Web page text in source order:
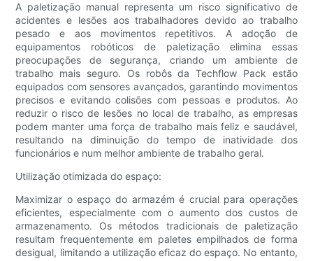
A paletização manual representa um risco significativo de
acidentes e lesões aos trabalhadores devido ao trabalho
pesado e aos movimentos repetitivos. A adoção de
equipamentos robóticos de paletização elimina essas
preocupações de segurança, criando um ambiente de
trabalho mais seguro. Os robôs da Techflow Pack estão
equipados com sensores avançados, garantindo movimentos
precisos e evitando colisões com pessoas e produtos. Ao
reduzir o risco de lesões no local de trabalho, as empresas
podem manter uma força de trabalho mais feliz e saudável,
resultando na diminuição do tempo de inatividade dos
funcionários e num melhor ambiente de trabalho geral.
Utilização otimizada do espaço:
Maximizar o espaço do armazém é crucial para operações
eficientes, especialmente com o aumento dos custos de
armazenamento. Os métodos tradicionais de paletização
resultam frequentemente em paletes empilhados de forma
desigual, limitando a utilização eficaz do espaço. No entanto,